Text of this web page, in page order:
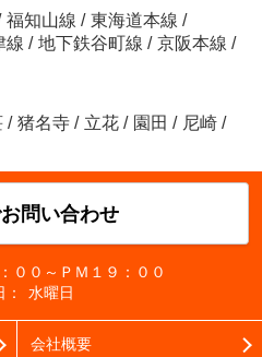
福知山線 / 東海道本線 /
線 / 地下鉄谷町線 / 京阪本線 /
/ 猪名寺 / 立花 / 園田 / 尼崎 /
問い合わせ
００～ＰＭ１９：００
水曜日
会社概要